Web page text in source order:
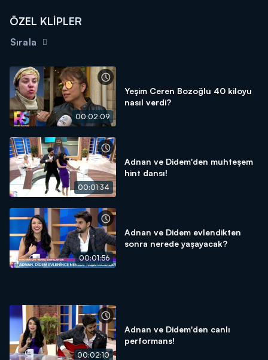
ÖZEL KLİPLER
Sırala
00:02:09
Yeşim Ceren Bozoğlu 40 kiloyu
nasıl verdi?
00:01:34
Adnan ve Didem'den muhteşem
hint dansı!
00:01:56
Adnan ve Didem evlendikten
sonra nerede yaşayacak?
00:02:10
Adnan ve Didem'den canlı
performans!